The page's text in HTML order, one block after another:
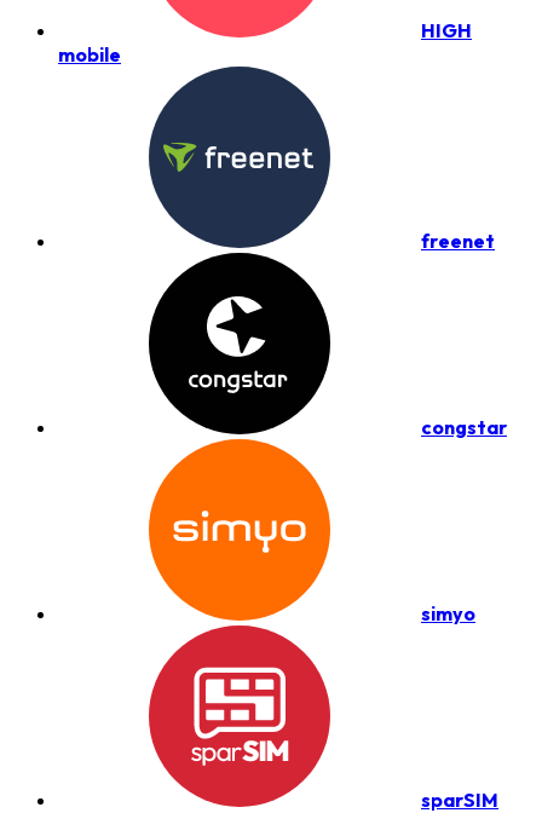
HIGH
mobile
freenet
congstar
simyo
sparSIM